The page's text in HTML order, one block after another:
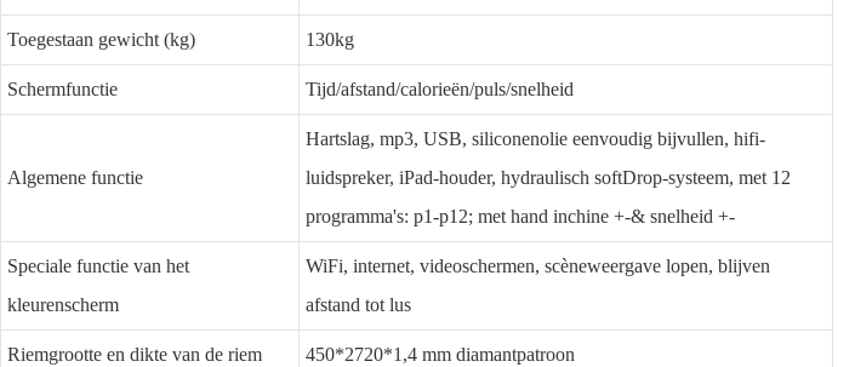
Toegestaan ​​gewicht (kg) 130kg
Schermfunctie Tijd/afstand/calorieën/puls/snelheid
Algemene functie
Hartslag, mp3, USB, siliconenolie eenvoudig bijvullen, hifi-
luidspreker, iPad-houder, hydraulisch softDrop-systeem, met 12
programma's: p1-p12; met hand inchine +-& snelheid +-
Speciale functie van het
kleurenscherm
WiFi, internet, videoschermen, scèneweergave lopen, blijven
afstand tot lus
Riemgrootte en dikte van de riem 450*2720*1,4 mm diamantpatroon